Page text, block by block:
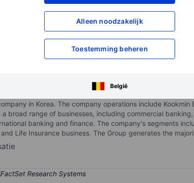
Alleen noodzakelijk
Toestemming beheren
België
XXXXXXX
XXXXXXX
Open een rekening om
in Korea. The company operations include
broad range of businesses, including commercial
banking and finance. The company's segments
Life Insurance business. The Group generates the